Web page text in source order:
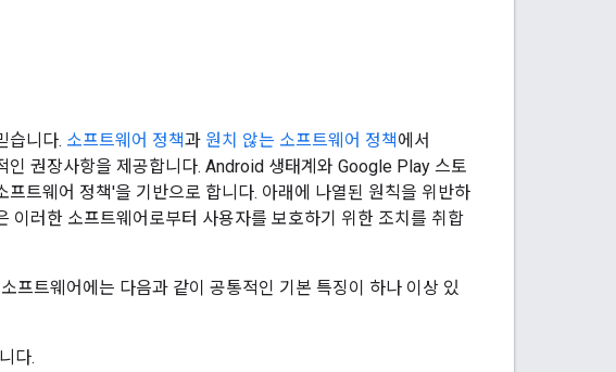
습니다. 소프트웨어 정책과 원치 않는 소프트웨어 정책 에서
인 권장사항을 제공합니다. Android 생태계와 Google Play 스토
트웨어 정책'을 기반으로 합니다. 아래에 나열된 원칙을 위반하
이러한 소프트웨어로부터 사용자를 보호하기 위한 조치를 취합
프트웨어에는 다음과 같이 공통적인 기본 특징이 하나 이상 있
다.